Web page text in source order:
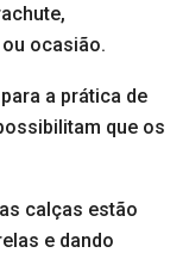
ocasião.
a prática de
que os
calças estão
e dando